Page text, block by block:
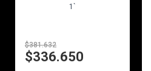
1`
$381.632
$336.650